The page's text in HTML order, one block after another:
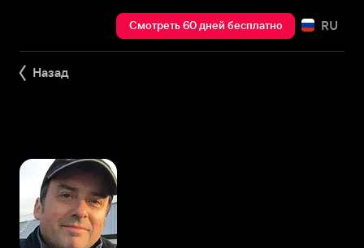
Смотреть 60 дней бесплатно RU
Назад